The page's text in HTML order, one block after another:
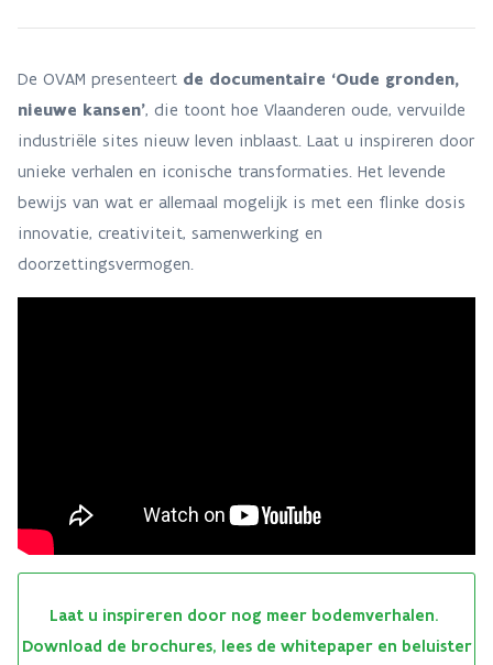
De OVAM presenteert de documentaire ‘Oude gronden,
nieuwe kansen’, die toont hoe Vlaanderen oude, vervuilde
industriële sites nieuw leven inblaast. Laat u inspireren door
unieke verhalen en iconische transformaties. Het levende
bewijs van wat er allemaal mogelijk is met een flinke dosis
innovatie, creativiteit, samenwerking en
doorzettingsvermogen.
Laat u inspireren door nog meer bodemverhalen.
Download de brochures, lees de whitepaper en beluister